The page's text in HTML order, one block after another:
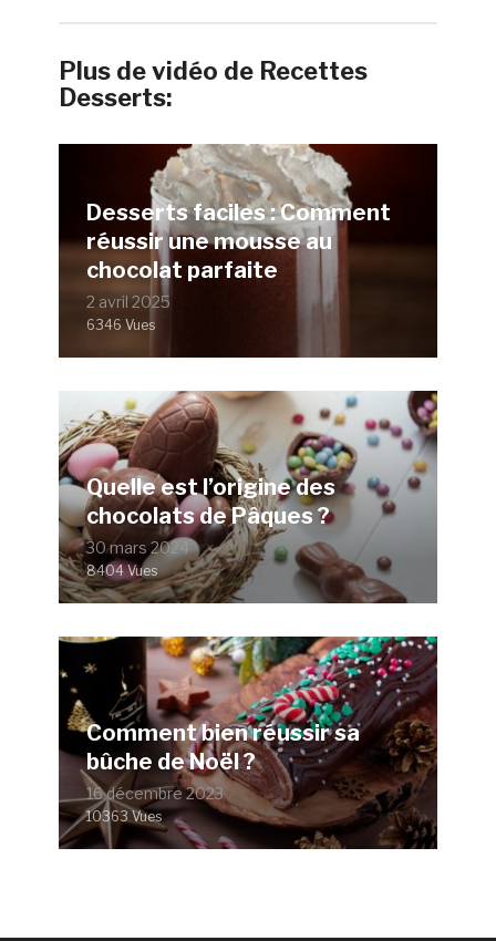
Plus de vidéo de Recettes
Desserts:
Desserts faciles : Comment
réussir une mousse au
chocolat parfaite
2 avril 2025
6346 Vues
Quelle est l’origine des
chocolats de Pâques ?
30 mars 2024
8404 Vues
Comment bien réussir sa
bûche de Noël ?
16 décembre 2023
10363 Vues